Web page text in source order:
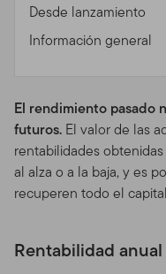
Desde lanzamiento
Información general
El rendimiento pasado
futuros. El valor de las
rentabilidades
al alza o a la baja, y es
recuperen todo el
Rentabilidad anual
Riesgos
los Fondos
Prospecto.Para más
nuestros fondos
representante
un prospecto o baje
información
consideraciones